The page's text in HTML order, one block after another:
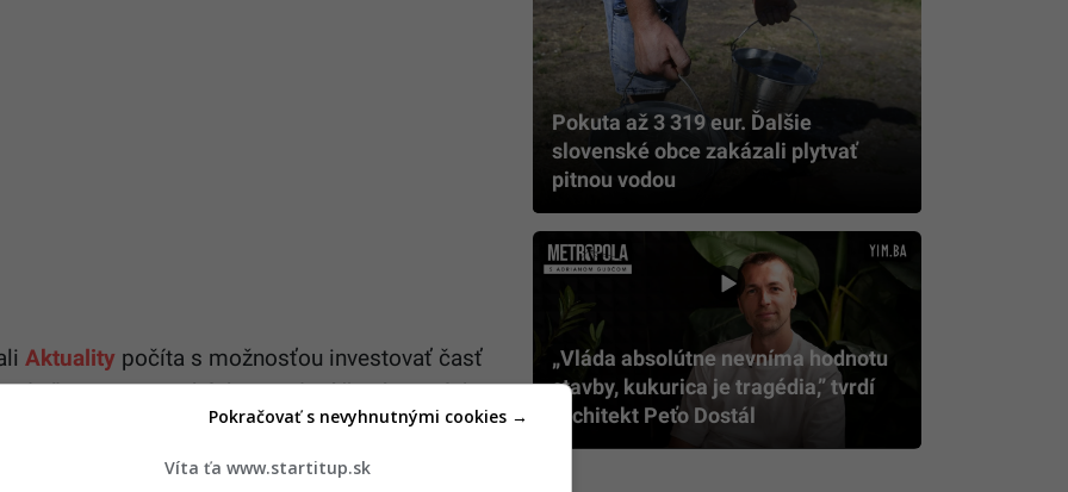
Aktuality počíta s možnosťou investovať časť
diaľnic, energetických zariadení či nájomných
do pripomienkového konania už v apríli tohto
Pokuta až 3 319 eur. Ďalšie
slovenské obce zakázali plytvať
pitnou vodou
„Vláda absolútne nevníma hodnotu
stavby, kukurica je tragédia,” tvrdí
architekt Peťo Dostál
Víta ťa www.startitup.sk
Pokračovať s nevyhnutnými cookies →